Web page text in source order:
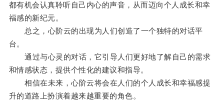
都有机会认真聆听自己内心的声音，从而迈向个人成长和幸
福感的新纪元。
总之，心阶云的出现为人们创造了一个独特的对话平
台。
通过与心灵的对话，它引导人们更好地了解自己的需求
和情感状态，提供个性化的建议和指导。
相信在未来，心阶云将会在人们的个人成长和幸福感提
升的道路上扮演着越来越重要的角色。